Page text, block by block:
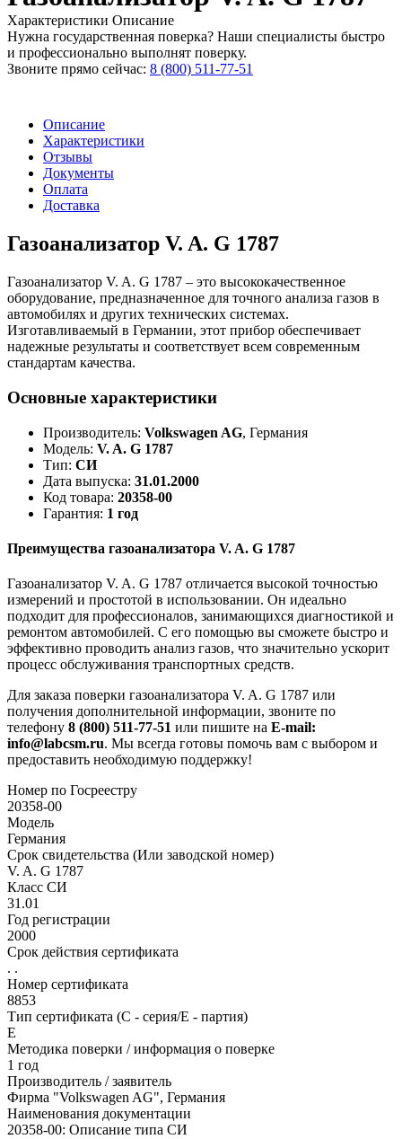
Характеристики Описание
Нужна государственная поверка? Наши специалисты быстро
и профессионально выполнят поверку.
Звоните прямо сейчас: 8 (800) 511-77-51
Описание
Характеристики
Отзывы
Документы
Оплата
Доставка
Газоанализатор V. A. G 1787
Газоанализатор V. A. G 1787 – это высококачественное
оборудование, предназначенное для точного анализа газов в
автомобилях и других технических системах.
Изготавливаемый в Германии, этот прибор обеспечивает
надежные результаты и соответствует всем современным
стандартам качества.
Основные характеристики
Производитель: Volkswagen AG, Германия
Модель: V. A. G 1787
Тип: СИ
Дата выпуска: 31.01.2000
Код товара: 20358-00
Гарантия: 1 год
Преимущества газоанализатора V. A. G 1787
Газоанализатор V. A. G 1787 отличается высокой точностью
измерений и простотой в использовании. Он идеально
подходит для профессионалов, занимающихся диагностикой и
ремонтом автомобилей. С его помощью вы сможете быстро и
эффективно проводить анализ газов, что значительно ускорит
процесс обслуживания транспортных средств.
Для заказа поверки газоанализатора V. A. G 1787 или
получения дополнительной информации, звоните по
телефону 8 (800) 511-77-51 или пишите на E-mail:
info@labcsm.ru. Мы всегда готовы помочь вам с выбором и
предоставить необходимую поддержку!
Номер по Госреестру
20358-00
Модель
Германия
Срок свидетельства (Или заводской номер)
V. A. G 1787
Класс СИ
31.01
Год регистрации
2000
Срок действия сертификата
. .
Номер сертификата
8853
Тип сертификата (C - серия/E - партия)
Е
Методика поверки / информация о поверке
1 год
Производитель / заявитель
Фирма "Volkswagen AG", Германия
Наименования документации
20358-00: Описание типа СИ